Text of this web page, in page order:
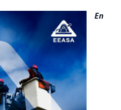
En